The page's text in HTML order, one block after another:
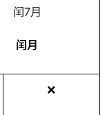
闰7月
闰月
❌